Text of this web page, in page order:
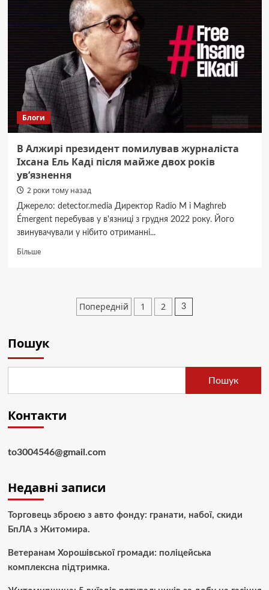
засудили
прокремлівського
блогера
Таліпова
Блоги
В Алжирі президент помилував журналіста
Іхсана Ель Каді після майже двох років
ув’язнення
2 роки тому назад
Джерело: detector.media Директор Radio M і Maghreb
Émergent перебував у в'язниці з грудня 2022 року. Його
звинувачували у нібито отриманні...
БільшеДокладніше
Ель
Пагінація
Попередній 1 2 3
Пошук
Пошук
Контакти
to3004546@gmail.com
Недавні записи
Торговець зброєю з авто фонду: гранати, набої, скиди
БпЛА з Житомира.
Ветеранам Хорошівської громади: поліцейська
комплексна підтримка.